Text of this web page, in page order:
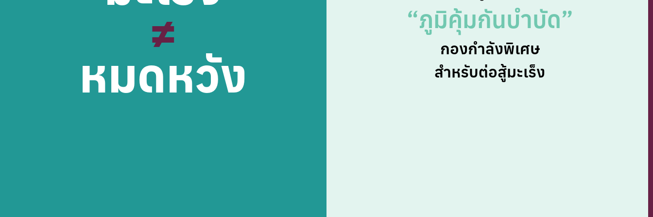
≠
หมดหวัง
“ภูมิคุ้มกันบำบัด”
กองกำลังพิเศษ
สำหรับต่อสู้มะเร็ง